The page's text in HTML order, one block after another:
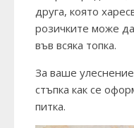
друга, която
розичките може
във всяка топка.
За ваше
стъпка как се
питка.